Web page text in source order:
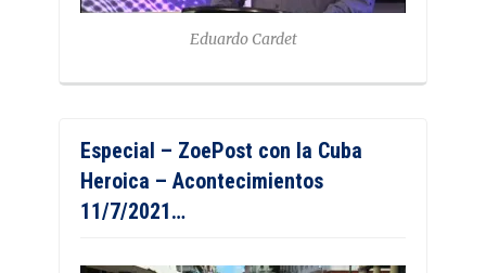
Eduardo Cardet
Especial – ZoePost con la Cuba
Heroica – Acontecimientos
11/7/2021…